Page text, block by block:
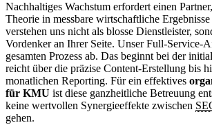
Nachhaltiges Wachstum erfordert einen
Theorie in messbare wirtschaftliche
verstehen uns nicht als blosse Dienstleister,
Vordenker an Ihrer Seite. Unser Full-Service-
gesamten Prozess ab. Das beginnt bei der
reicht über die präzise Content-Erstellung bis
monatlichen Reporting. Für ein effektives
für KMU ist diese ganzheitliche Betreuung
keine wertvollen Synergieeffekte zwischen
gehen.